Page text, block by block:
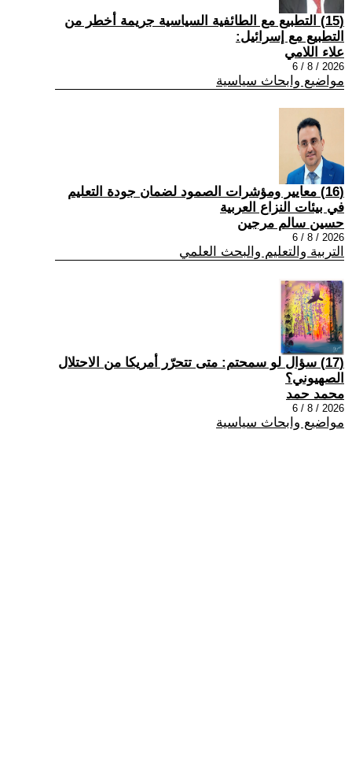
(15) التطبيع مع الطائفية السياسية جريمة أخطر من
التطبيع مع إسرائيل:
علاء اللامي
2026 / 8 / 6
مواضيع وابحاث سياسية
(16) معايير ومؤشرات الصمود لضمان جودة التعليم
في بيئات النزاع العربية
حسين سالم مرجين
2026 / 8 / 6
التربية والتعليم والبحث العلمي
(17) سؤال لو سمحتم: متى تتحرّر أمريكا من الاحتلال
الصهيوني؟
محمد حمد
2026 / 8 / 6
مواضيع وابحاث سياسية